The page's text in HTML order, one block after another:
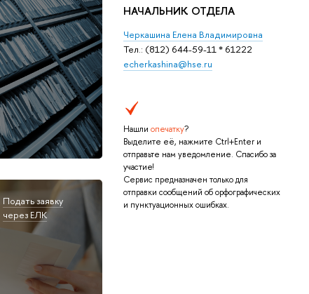
НАЧАЛЬНИК ОТДЕЛА
Черкашина Елена Владимировна
Тел.: (812) 644-59-11 * 61222
echerkashina@hse.ru
Нашли опечатку?
Выделите её, нажмите Ctrl+Enter и
отправьте нам уведомление. Спасибо за
участие!
Сервис предназначен только для
отправки сообщений об орфографических
и пунктуационных ошибках.
Подать заявку
через ЕЛК